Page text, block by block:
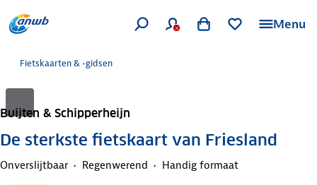
Menu
Fietskaarten & -gidsen
Buijten & Schipperheijn
De sterkste fietskaart van Friesland
Onverslijtbaar Regenwerend Handig formaat